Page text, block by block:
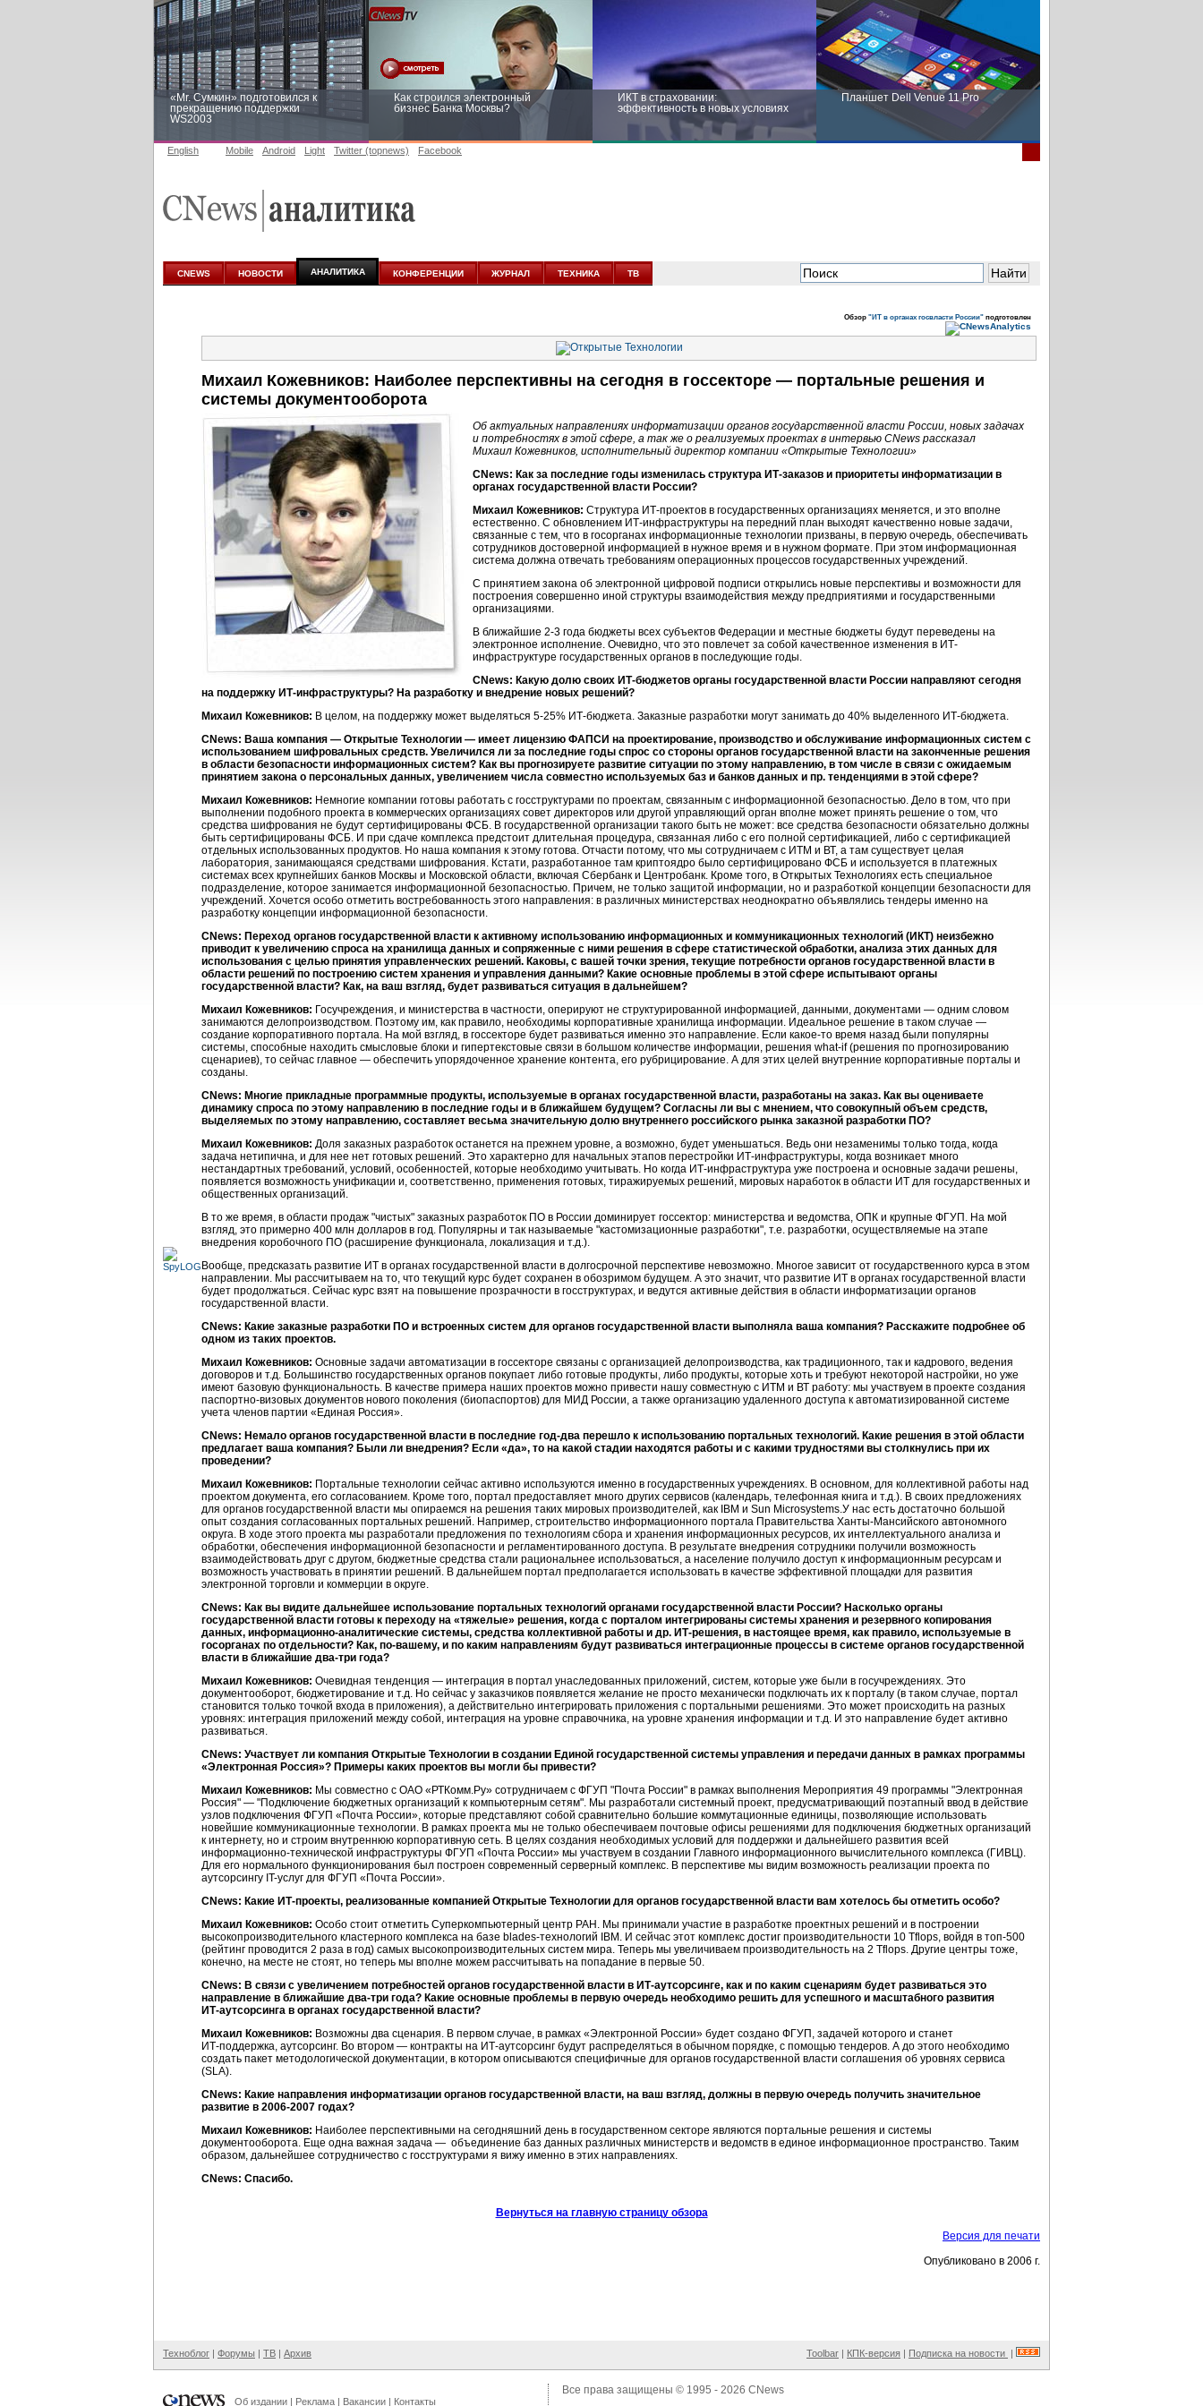
«Mr. Сумкин» подготовился к
прекращению поддержки
WS2003
Как строился электронный
бизнес Банка Москвы?
ИКТ в страховании:
эффективность в новых условиях
Планшет Dell Venue 11 Pro
аналитике
новых условиях
English Mobile Android Light Twitter (topnews) Facebook
CNEWS НОВОСТИ АНАЛИТИКА КОНФЕРЕНЦИИ ЖУРНАЛ ТЕХНИКА ТВ
Обзор "ИТ в органах госвласти России" подготовлен
Михаил Кожевников: Наиболее перспективны на сегодня в госсекторе — портальные решения и
системы документооборота
Об актуальных направлениях информатизации органов государственной власти России, новых задачах
и потребностях в этой сфере, а так же о реализуемых проектах в интервью CNews рассказал
Михаил Кожевников, исполнительный директор компании «Открытые Технологии»
CNews: Как за последние годы изменилась структура ИТ-заказов и приоритеты информатизации в
органах государственной власти России?
Михаил Кожевников: Структура ИТ-проектов в государственных организациях меняется, и это вполне
естественно. С обновлением ИТ-инфраструктуры на передний план выходят качественно новые задачи,
связанные с тем, что в госорганах информационные технологии призваны, в первую очередь, обеспечивать
сотрудников достоверной информацией в нужное время и в нужном формате. При этом информационная
система должна отвечать требованиям операционных процессов государственных учреждений.
С принятием закона об электронной цифровой подписи открылись новые перспективы и возможности для
построения совершенно иной структуры взаимодействия между предприятиями и государственными
организациями.
В ближайшие 2-3 года бюджеты всех субъектов Федерации и местные бюджеты будут переведены на
электронное исполнение. Очевидно, что это повлечет за собой качественное изменения в ИТ-
инфраструктуре государственных органов в последующие годы.
CNews: Какую долю своих ИТ-бюджетов органы государственной власти России направляют сегодня
на поддержку ИТ-инфраструктуры? На разработку и внедрение новых решений?
Михаил Кожевников: В целом, на поддержку может выделяться 5-25% ИТ-бюджета. Заказные разработки могут занимать до 40% выделенного ИТ-бюджета.
CNews: Ваша компания — Открытые Технологии — имеет лицензию ФАПСИ на проектирование, производство и обслуживание информационных систем с
использованием шифровальных средств. Увеличился ли за последние годы спрос со стороны органов государственной власти на законченные решения
в области безопасности информационных систем? Как вы прогнозируете развитие ситуации по этому направлению, в том числе в связи с ожидаемым
принятием закона о персональных данных, увеличением числа совместно используемых баз и банков данных и пр. тенденциями в этой сфере?
Михаил Кожевников: Немногие компании готовы работать с госструктурами по проектам, связанным с информационной безопасностью. Дело в том, что при
выполнении подобного проекта в коммерческих организациях совет директоров или другой управляющий орган вполне может принять решение о том, что
средства шифрования не будут сертифицированы ФСБ. В государственной организации такого быть не может: все средства безопасности обязательно должны
быть сертифицированы ФСБ. И при сдаче комплекса предстоит длительная процедура, связанная либо с его полной сертификацией, либо с сертификацией
отдельных использованных продуктов. Но наша компания к этому готова. Отчасти потому, что мы сотрудничаем с ИТМ и ВТ, а там существует целая
лаборатория, занимающаяся средствами шифрования. Кстати, разработанное там криптоядро было сертифицировано ФСБ и используется в платежных
системах всех крупнейших банков Москвы и Московской области, включая Сбербанк и Центробанк. Кроме того, в Открытых Технологиях есть специальное
подразделение, которое занимается информационной безопасностью. Причем, не только защитой информации, но и разработкой концепции безопасности для
учреждений. Хочется особо отметить востребованность этого направления: в различных министерствах неоднократно объявлялись тендеры именно на
разработку концепции информационной безопасности.
CNews: Переход органов государственной власти к активному использованию информационных и коммуникационных технологий (ИКТ) неизбежно
приводит к увеличению спроса на хранилища данных и сопряженные с ними решения в сфере статистической обработки, анализа этих данных для
использования с целью принятия управленческих решений. Каковы, с вашей точки зрения, текущие потребности органов государственной власти в
области решений по построению систем хранения и управления данными? Какие основные проблемы в этой сфере испытывают органы
государственной власти? Как, на ваш взгляд, будет развиваться ситуация в дальнейшем?
Михаил Кожевников: Госучреждения, и министерства в частности, оперируют не структурированной информацией, данными, документами — одним словом
занимаются делопроизводством. Поэтому им, как правило, необходимы корпоративные хранилища информации. Идеальное решение в таком случае —
создание корпоративного портала. На мой взгляд, в госсекторе будет развиваться именно это направление. Если какое-то время назад были популярны
системы, способные находить смысловые блоки и гипертекстовые связи в большом количестве информации, решения what-if(решения по прогнозированию
сценариев), то сейчас главное — обеспечить упорядоченное хранение контента, его рубрицирование. А для этих целей внутренние корпоративные порталы и
созданы.
CNews: Многие прикладные программные продукты, используемые в органах государственной власти, разработаны на заказ. Как вы оцениваете
динамику спроса по этому направлению в последние годы и в ближайшем будущем? Согласны ли вы с мнением, что совокупный объем средств,
выделяемых по этому направлению, составляет весьма значительную долю внутреннего российского рынка заказной разработки ПО?
Михаил Кожевников: Доля заказных разработок останется на прежнем уровне, а возможно, будет уменьшаться. Ведь они незаменимы только тогда, когда
задача нетипична, и для нее нет готовых решений. Это характерно для начальных этапов перестройки ИТ-инфраструктуры, когда возникает много
нестандартных требований, условий, особенностей, которые необходимо учитывать. Но когда ИТ-инфраструктура уже построена и основные задачи решены,
появляется возможность унификации и, соответственно, применения готовых, тиражируемых решений, мировых наработок в области ИТ для государственных и
общественных организаций.
В то же время, в области продаж "чистых" заказных разработок ПО в России доминирует госсектор: министерства и ведомства, ОПК и крупные ФГУП. На мой
взгляд, это примерно 400 млн долларов в год. Популярны и так называемые "кастомизационные разработки", т.е. разработки, осуществляемые на этапе
внедрения коробочного ПО (расширение функционала, локализация и т.д.).
Вообще, предсказать развитие ИТ в органах государственной власти в долгосрочной перспективе невозможно. Многое зависит от государственного курса в этом
направлении. Мы рассчитываем на то, что текущий курс будет сохранен в обозримом будущем. А это значит, что развитие ИТ в органах государственной власти
будет продолжаться. Сейчас курс взят на повышение прозрачности в госструктурах, и ведутся активные действия в области информатизации органов
государственной власти.
CNews: Какие заказные разработки ПО и встроенных систем для органов государственной власти выполняла ваша компания? Расскажите подробнее об
одном из таких проектов.
Михаил Кожевников: Основные задачи автоматизации в госсекторе связаны с организацией делопроизводства, как традиционного, так и кадрового, ведения
договоров и т.д. Большинство государственных органов покупает либо готовые продукты, либо продукты, которые хоть и требуют некоторой настройки, но уже
имеют базовую функциональность. В качестве примера наших проектов можно привести нашу совместную с ИТМ и ВТ работу: мы участвуем в проекте создания
паспортно-визовых документов нового поколения (биопаспортов) для МИД России, а также организацию удаленного доступа к автоматизированной системе
учета членов партии «Единая Россия».
CNews: Немало органов государственной власти в последние год-два перешло к использованию портальных технологий. Какие решения в этой области
предлагает ваша компания? Были ли внедрения? Если «да», то на какой стадии находятся работы и с какими трудностями вы столкнулись при их
проведении?
Михаил Кожевников: Портальные технологии сейчас активно используются именно в государственных учреждениях. В основном, для коллективной работы над
проектом документа, его согласованием. Кроме того, портал предоставляет много других сервисов (календарь, телефонная книга и т.д.). В своих предложениях
для органов государственной власти мы опираемся на решения таких мировых производителей, как IBM и Sun Microsystems.У нас есть достаточно большой
опыт создания согласованных портальных решений. Например, строительство информационного портала Правительства Ханты-Мансийского автономного
округа. В ходе этого проекта мы разработали предложения по технологиям сбора и хранения информационных ресурсов, их интеллектуального анализа и
обработки, обеспечения информационной безопасности и регламентированного доступа. В результате внедрения сотрудники получили возможность
взаимодействовать друг с другом, бюджетные средства стали рациональнее использоваться, а население получило доступ к информационным ресурсам и
возможность участвовать в принятии решений. В дальнейшем портал предполагается использовать в качестве эффективной площадки для развития
электронной торговли и коммерции в округе.
CNews: Как вы видите дальнейшее использование портальных технологий органами государственной власти России? Насколько органы
государственной власти готовы к переходу на «тяжелые» решения, когда с порталом интегрированы системы хранения и резервного копирования
данных, информационно-аналитические системы, средства коллективной работы и др. ИТ-решения, в настоящее время, как правило, используемые в
госорганах по отдельности? Как, по-вашему, и по каким направлениям будут развиваться интеграционные процессы в системе органов государственной
власти в ближайшие два-три года?
Михаил Кожевников: Очевидная тенденция — интеграция в портал унаследованных приложений, систем, которые уже были в госучреждениях. Это
документооборот, бюджетирование и т.д. Но сейчас у заказчиков появляется желание не просто механически подключать их к порталу (в таком случае, портал
становится только точкой входа в приложения), а действительно интегрировать приложения с портальными решениями. Это может происходить на разных
уровнях: интеграция приложений между собой, интеграция на уровне справочника, на уровне хранения информации и т.д. И это направление будет активно
развиваться.
CNews: Участвует ли компания Открытые Технологии в создании Единой государственной системы управления и передачи данных в рамках программы
«Электронная Россия»? Примеры каких проектов вы могли бы привести?
Михаил Кожевников: Мы совместно с ОАО «РТКомм.Ру» сотрудничаем с ФГУП "Почта России" в рамках выполнения Мероприятия 49 программы "Электронная
Россия" — "Подключение бюджетных организаций к компьютерным сетям". Мы разработали системный проект, предусматривающий поэтапный ввод в действие
узлов подключения ФГУП «Почта России», которые представляют собой сравнительно большие коммутационные единицы, позволяющие использовать
новейшие коммуникационные технологии. В рамках проекта мы не только обеспечиваем почтовые офисы решениями для подключения бюджетных организаций
к интернету, но и строим внутреннюю корпоративную сеть. В целях создания необходимых условий для поддержки и дальнейшего развития всей
информационно-технической инфраструктуры ФГУП «Почта России» мы участвуем в создании Главного информационного вычислительного комплекса (ГИВЦ).
Для его нормального функционирования был построен современный серверный комплекс. В перспективе мы видим возможность реализации проекта по
аутсорсингу IT-услуг для ФГУП «Почта России».
CNews: Какие ИТ-проекты, реализованные компанией Открытые Технологии для органов государственной власти вам хотелось бы отметить особо?
Михаил Кожевников: Особо стоит отметить Суперкомпьютерный центр РАН. Мы принимали участие в разработке проектных решений и в построении
высокопроизводительного кластерного комплекса на базе blades-технологий IBM. И сейчас этот комплекс достиг производительности 10 Tflops, войдя в топ-500
(рейтинг проводится 2 раза в год) самых высокопроизводительных систем мира. Теперь мы увеличиваем производительность на 2 Tflops. Другие центры тоже,
конечно, на месте не стоят, но теперь мы вполне можем рассчитывать на попадание в первые 50.
CNews: В связи с увеличением потребностей органов государственной власти в ИТ-аутсорсинге, как и по каким сценариям будет развиваться это
направление в ближайшие два-три года? Какие основные проблемы в первую очередь необходимо решить для успешного и масштабного развития
ИТ-аутсорсинга в органах государственной власти?
Михаил Кожевников: Возможны два сценария. В первом случае, в рамках «Электронной России» будет создано ФГУП, задачей которого и станет
ИТ-поддержка, аутсорсинг. Во втором — контракты на ИТ-аутсорсинг будут распределяться в обычном порядке, с помощью тендеров. А до этого необходимо
создать пакет методологической документации, в котором описываются специфичные для органов государственной власти соглашения об уровнях сервиса
(SLA).
CNews: Какие направления информатизации органов государственной власти, на ваш взгляд, должны в первую очередь получить значительное
развитие в 2006-2007 годах?
Михаил Кожевников: Наиболее перспективными на сегодняшний день в государственном секторе являются портальные решения и системы
документооборота. Еще одна важная задача — объединение баз данных различных министерств и ведомств в единое информационное пространство. Таким
образом, дальнейшее сотрудничество с госструктурами я вижу именно в этих направлениях.
CNews: Спасибо.
Вернуться на главную страницу обзора
Версия для печати
Опубликовано в 2006 г.
Техноблог | Форумы | ТВ | Архив Toolbar | КПК-версия | Подписка на новости |
Об издании | Реклама | Вакансии | Контакты
Все права защищены © 1995 - 2026 CNews